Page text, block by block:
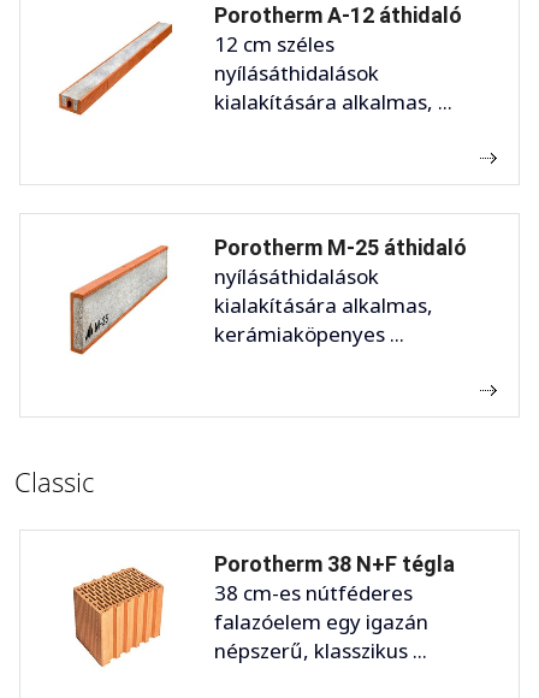
Porotherm A-12 áthidaló
12 cm széles
nyílásáthidalások
kialakítására alkalmas, ...
Porotherm M-25 áthidaló
nyílásáthidalások
kialakítására alkalmas,
kerámiaköpenyes ...
Classic
Porotherm 38 N+F tégla
38 cm-es nútféderes
falazóelem egy igazán
népszerű, klasszikus ...